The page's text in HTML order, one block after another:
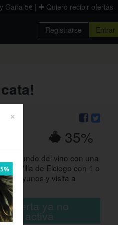
Gana 5€ | Quiero recibir ofertas
Registrarse Entrar
35%
el mundo del vino con una
Villa de Elciego con 1 o
desayunos y visita a
oferta ya no
está activa
×